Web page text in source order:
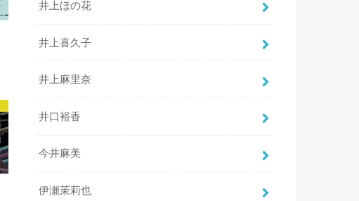
井上ほの花
井上喜久子
井上麻里奈
井口裕香
今井麻美
伊瀬茉莉也